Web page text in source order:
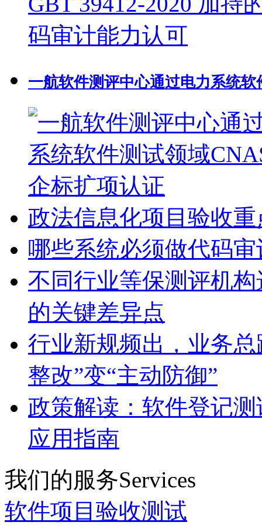
一航软件测评中心通过电力系统
政法信息化项目验收
哪些系统必须做代码
不同行业等保测评机
的关键差异点
行业新规频出，业务
整改”变“主动防御”
政策解读：软件登记
应用指南
我们的服务Services
软件项目验收测试